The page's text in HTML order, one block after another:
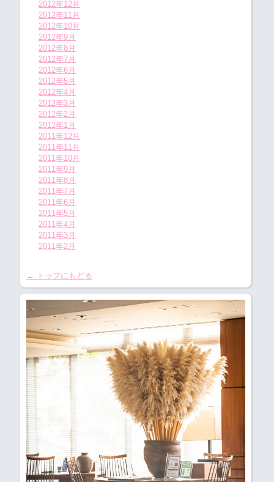
2012年12月
2012年11月
2012年10月
2012年9月
2012年8月
2012年7月
2012年6月
2012年5月
2012年4月
2012年3月
2012年2月
2012年1月
2011年12月
2011年11月
2011年10月
2011年9月
2011年8月
2011年7月
2011年6月
2011年5月
2011年4月
2011年3月
2011年2月
← トップにもどる